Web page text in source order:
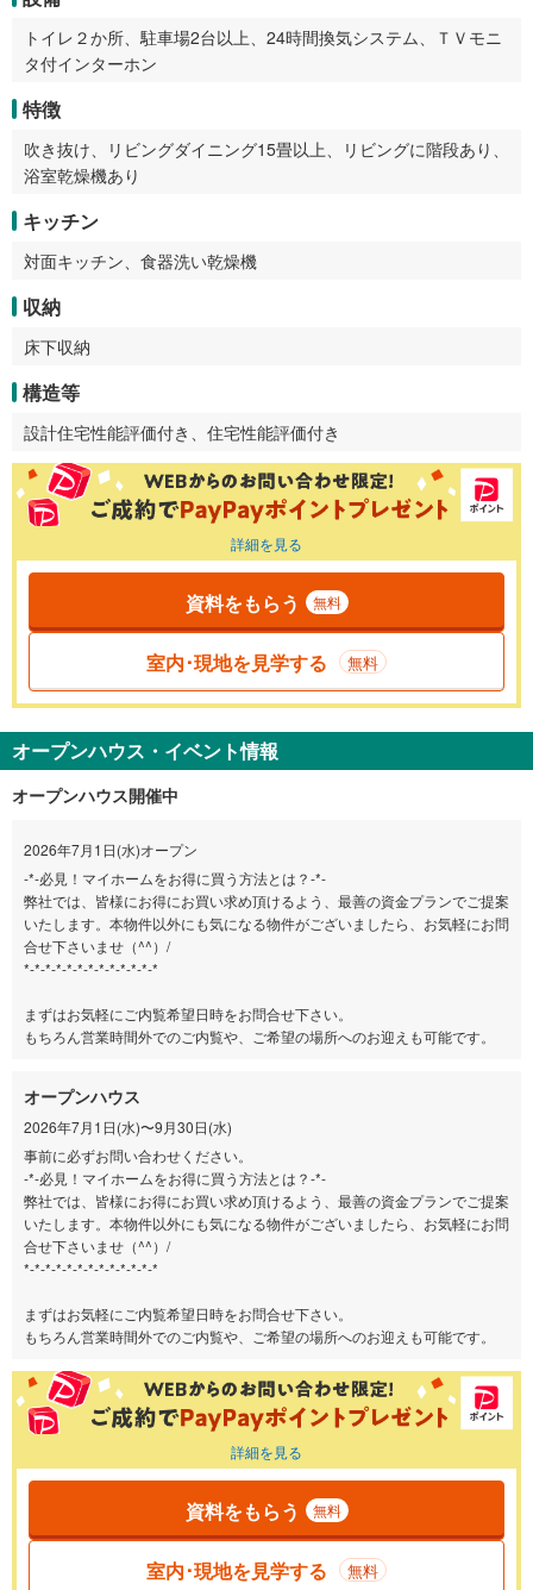
トイレ２か所、駐車場2台以上、24時間換気システム、ＴＶモニ
タ付インターホン
特徴
吹き抜け、リビングダイニング15畳以上、リビングに階段あり、
浴室乾燥機あり
キッチン
対面キッチン、食器洗い乾燥機
収納
床下収納
構造等
設計住宅性能評価付き、住宅性能評価付き
詳細を見る
資料をもらう 無料
室内･現地を見学する 無料
オープンハウス・イベント情報
オープンハウス開催中
2026年7月1日(水)オープン
-*-必見！マイホームをお得に買う方法とは？-*-
弊社では、皆様にお得にお買い求め頂けるよう、最善の資金プランでご提案
いたします。本物件以外にも気になる物件がございましたら、お気軽にお問
合せ下さいませ（^^）/
*-*-*-*-*-*-*-*-*-*-*-*-*
まずはお気軽にご内覧希望日時をお問合せ下さい。
もちろん営業時間外でのご内覧や、ご希望の場所へのお迎えも可能です。
オープンハウス
2026年7月1日(水)〜9月30日(水)
事前に必ずお問い合わせください。
-*-必見！マイホームをお得に買う方法とは？-*-
弊社では、皆様にお得にお買い求め頂けるよう、最善の資金プランでご提案
いたします。本物件以外にも気になる物件がございましたら、お気軽にお問
合せ下さいませ（^^）/
*-*-*-*-*-*-*-*-*-*-*-*-*
まずはお気軽にご内覧希望日時をお問合せ下さい。
もちろん営業時間外でのご内覧や、ご希望の場所へのお迎えも可能です。
詳細を見る
資料をもらう 無料
室内･現地を見学する 無料